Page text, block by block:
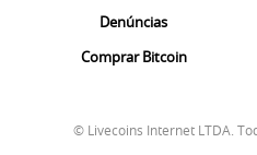
Denúncias
Comprar Bitcoin
© Livecoins Internet LTDA.